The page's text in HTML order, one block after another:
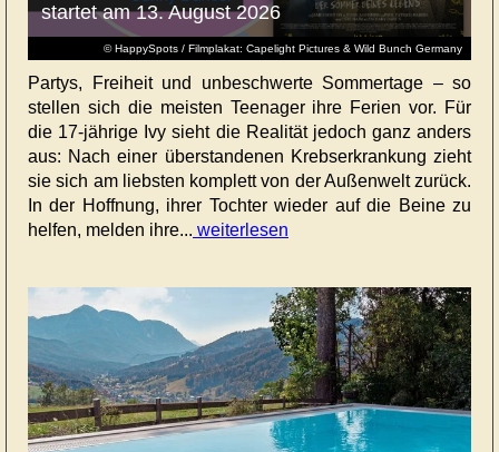
© HappySpots / Filmplakat: Capelight Pictures & Wild Bunch Germany
startet am 13. August 2026
Partys, Freiheit und unbeschwerte Sommertage – so
stellen sich die meisten Teenager ihre Ferien vor. Für
die 17-jährige Ivy sieht die Realität jedoch ganz anders
aus: Nach einer überstandenen Krebserkrankung zieht
sie sich am liebsten komplett von der Außenwelt zurück.
In der Hoffnung, ihrer Tochter wieder auf die Beine zu
helfen, melden ihre... weiterlesen